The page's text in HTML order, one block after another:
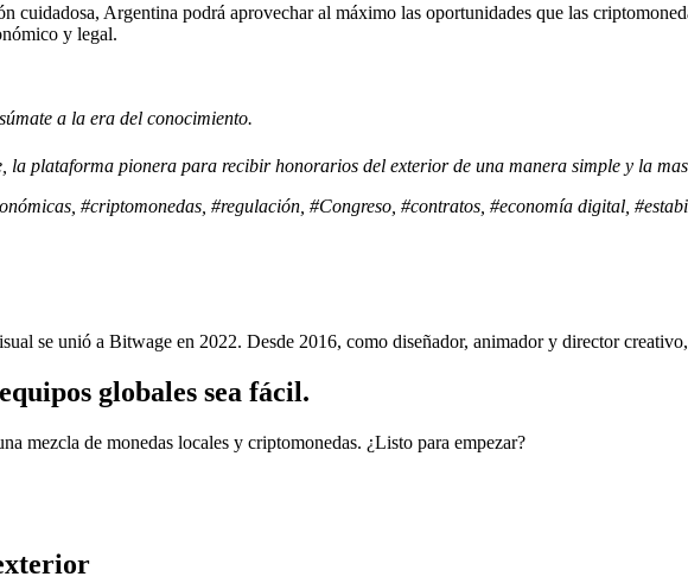
cuidadosa, Argentina podrá aprovechar al máximo las oportunidades que las
y legal.
a la era del conocimiento.
la plataforma pionera para recibir honorarios del exterior de una manera simple y la
#criptomonedas, #regulación, #Congreso, #contratos, #economía digital,
se unió a Bitwage en 2022. Desde 2016, como diseñador, animador y director
globales sea fácil.
mezcla de monedas locales y criptomonedas. ¿Listo para empezar?